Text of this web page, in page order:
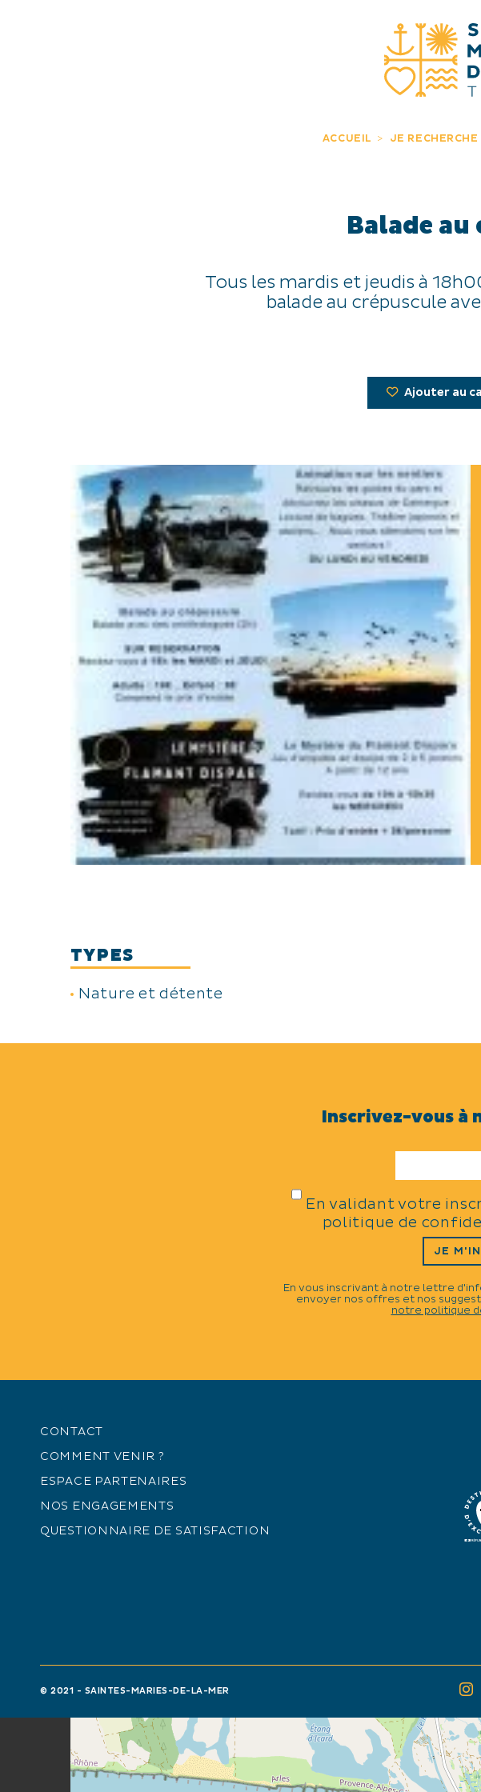
ACCUEIL JE RECHERCHE
Balade au
Tous les mardis et jeudis à
balade au crépuscule
Ajouter au
TYPES
Nature et détente
Du 04/07 au 06/09/2024, tous les mardis et
Balade au
−
Inscrivez-vous à
En validant votre
politique de
JE
En vous inscrivant à notre lettre
envoyer nos offres et nos
notre politique
CONTACT
COMMENT VENIR ?
ESPACE PARTENAIRES
NOS ENGAGEMENTS
QUESTIONNAIRE DE SATISFACTION
© 2021 - SAINTES-MARIES-DE-LA-MER